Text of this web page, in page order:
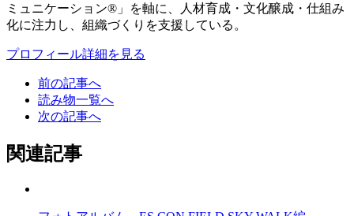
ミュニケーション®」を軸に、人材育成・文化醸成・仕組み
化に注力し、組織づくりを支援している。
プロフィール詳細を見る
前の記事へ
読み物一覧へ
次の記事へ
関連記事